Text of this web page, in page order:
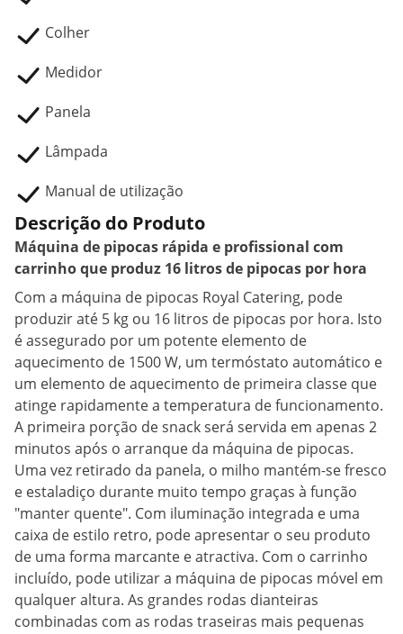
Colher
Medidor
Panela
Lâmpada
Manual de utilização
Descrição do Produto
Máquina de pipocas rápida e profissional com
carrinho que produz 16 litros de pipocas por hora
Com a máquina de pipocas Royal Catering, pode
produzir até 5 kg ou 16 litros de pipocas por hora. Isto
é assegurado por um potente elemento de
aquecimento de 1500 W, um termóstato automático e
um elemento de aquecimento de primeira classe que
atinge rapidamente a temperatura de funcionamento.
A primeira porção de snack será servida em apenas 2
minutos após o arranque da máquina de pipocas.
Uma vez retirado da panela, o milho mantém-se fresco
e estaladiço durante muito tempo graças à função
"manter quente". Com iluminação integrada e uma
caixa de estilo retro, pode apresentar o seu produto
de uma forma marcante e atractiva. Com o carrinho
incluído, pode utilizar a máquina de pipocas móvel em
qualquer altura. As grandes rodas dianteiras
combinadas com as rodas traseiras mais pequenas